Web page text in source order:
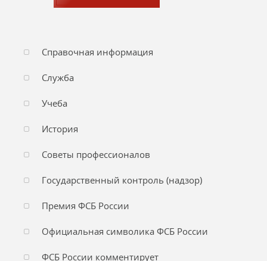
Справочная информация
Служба
Учеба
История
Советы профессионалов
Государственный контроль (надзор)
Премия ФСБ России
Официальная символика ФСБ России
ФСБ России комментирует